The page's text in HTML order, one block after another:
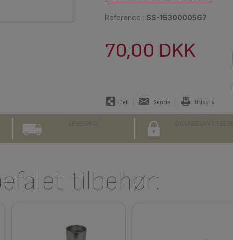
Reference : SS-1530000567
70,00 DKK
Del Sende Udskriv
tilbehør: